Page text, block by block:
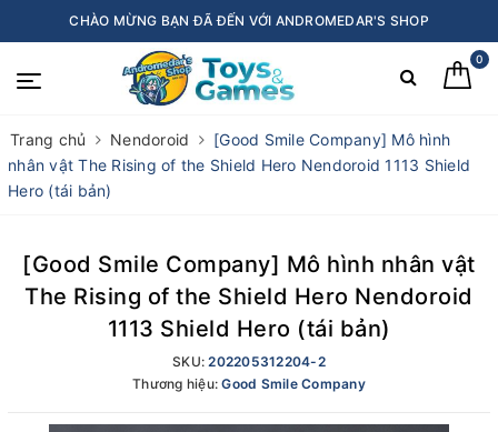
CHÀO MỪNG BẠN ĐÃ ĐẾN VỚI ANDROMEDAR'S SHOP
0
Trang chủ Nendoroid
[Good Smile Company] Mô hình
nhân vật The Rising of the Shield Hero Nendoroid 1113 Shield
Hero (tái bản)
[Good Smile Company] Mô hình nhân vật
The Rising of the Shield Hero Nendoroid
1113 Shield Hero (tái bản)
SKU:202205312204-2
Thương hiệu:Good Smile Company